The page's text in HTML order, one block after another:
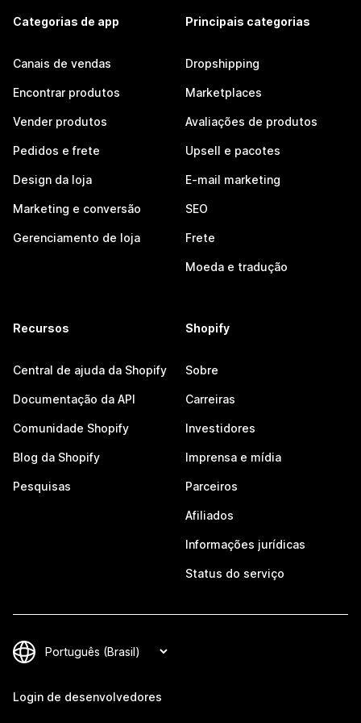
Categorias de app
Canais de vendas
Encontrar produtos
Vender produtos
Pedidos e frete
Design da loja
Marketing e conversão
Gerenciamento de loja
Principais categorias
Dropshipping
Marketplaces
Avaliações de produtos
Upsell e pacotes
E-mail marketing
SEO
Frete
Moeda e tradução
Recursos
Central de ajuda da Shopify
Documentação da API
Comunidade Shopify
Blog da Shopify
Pesquisas
Shopify
Sobre
Carreiras
Investidores
Imprensa e mídia
Parceiros
Afiliados
Informações jurídicas
Status do serviço
Login de desenvolvedores